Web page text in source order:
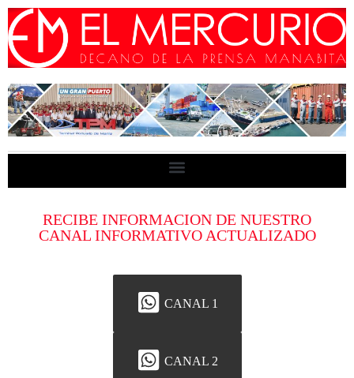
RECIBE INFORMACION DE NUESTRO
CANAL INFORMATIVO ACTUALIZADO
CANAL 1
CANAL 2